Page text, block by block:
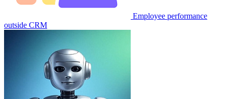
Employee performance
outside CRM